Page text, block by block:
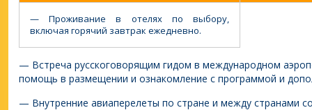
— Проживание в отелях по выбору,
включая горячий завтрак ежедневно.
— Встреча русскоговорящим гидом в международном
помощь в размещении и ознакомление с программой и
— Внутренние авиаперелеты по стране и между странами